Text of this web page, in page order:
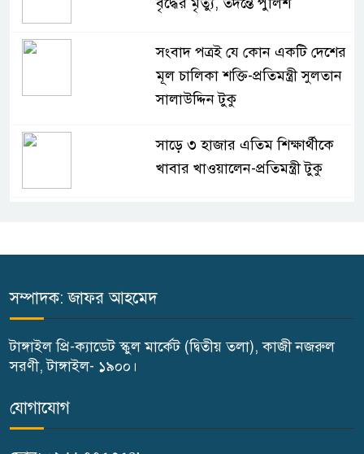
সংবাদ পত্রই যে কোন একটি দেশের
মূল চালিকা শক্তি-প্রতিমন্ত্রী সুলতান
সালাউদ্দিন টুকু
সাড়ে ৩ হাজার এতিম শিক্ষার্থীকে
খাবার খাওয়ালেন-প্রতিমন্ত্রী টুকু
টাঙ্গাইলে ভাষা কর্মশালা ও পুরষ্কার
কালিহাতীতে নতুন সেতু নির্মাণের
সম্পাদক: জাফর আহমেদ
টাঙ্গাইল প্রি-ক্যাডেট স্কুল মার্কেট (দ্বিতীয় তলা), কাজী নজরুল
সরণী, টাঙ্গাইল- ১৯০০।
যোগাযোগ